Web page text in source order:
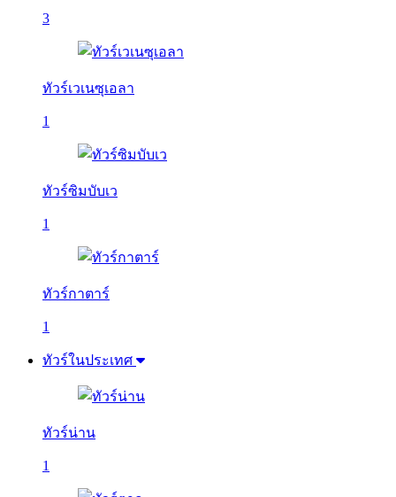
3
ทัวร์เวเนซุเอลา
1
ทัวร์ซิมบับเว
1
ทัวร์กาตาร์
1
ทัวร์ในประเทศ
ทัวร์น่าน
1